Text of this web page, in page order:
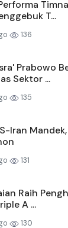
T...
136
Prabowo
Sektor ...
135
Iran
131
Raih
A ...
130